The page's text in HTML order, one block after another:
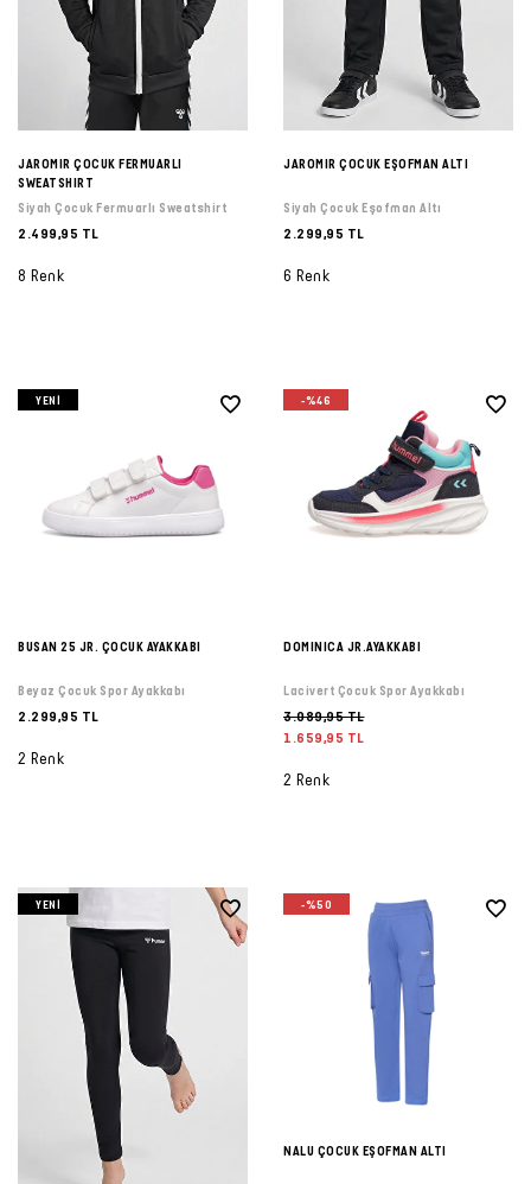
JAROMIR ÇOCUK FERMUARLI
SWEATSHIRT
Siyah Çocuk Fermuarlı Sweatshirt
2.499,95 TL
8 Renk
JAROMIR ÇOCUK EŞOFMAN ALTI
Siyah Çocuk Eşofman Altı
2.299,95 TL
6 Renk
YENI
BUSAN 25 JR. ÇOCUK AYAKKABI
Beyaz Çocuk Spor Ayakkabı
2.299,95 TL
2 Renk
-%46
DOMINICA JR.AYAKKABI
Lacivert Çocuk Spor Ayakkabı
3.089,95 TL
1.659,95 TL
2 Renk
YENI -%50
NALU ÇOCUK EŞOFMAN ALTI